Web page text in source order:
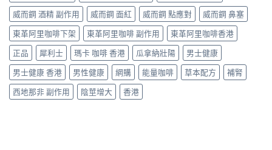
威而鋼 酒精 副作用
威而鋼 面紅 威而鋼 點應對
威而鋼 鼻塞
東革阿里咖啡下架
東革阿里咖啡 副作用
東革阿里咖啡香港
正品
犀利士 瑪卡 咖啡 香港 瓜拿納壯陽
男士健康
男士健康 香港
男性健康 網購 能量咖啡 草本配方
補腎
西地那非 副作用
陰莖增大 香港